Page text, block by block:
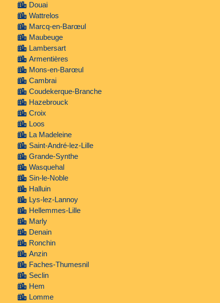
Douai
Wattrelos
Marcq-en-Barœul
Maubeuge
Lambersart
Armentières
Mons-en-Barœul
Cambrai
Coudekerque-Branche
Hazebrouck
Croix
Loos
La Madeleine
Saint-André-lez-Lille
Grande-Synthe
Wasquehal
Sin-le-Noble
Halluin
Lys-lez-Lannoy
Hellemmes-Lille
Marly
Denain
Ronchin
Anzin
Faches-Thumesnil
Seclin
Hem
Lomme